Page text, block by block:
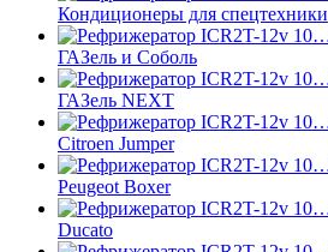
Кондиционеры для спецтехники
ГАЗель и Соболь
ГАЗель NEXT
Citroen Jumper
Peugeot Boxer
Ducato